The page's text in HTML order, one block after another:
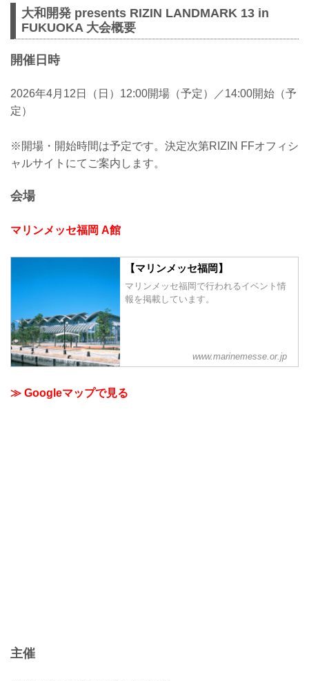
大和開発 presents RIZIN LANDMARK 13 in
FUKUOKA 大会概要
開催日時
2026年4月12日（日）12:00開場（予定）／14:00開始（予
定）
※開場・開始時間は予定です。決定次第RIZIN FFオフィシ
ャルサイトにてご案内します。
会場
マリンメッセ福岡 A館
【マリンメッセ福岡】
マリンメッセ福岡で行われるイベント情
報を掲載しています。
www.marinemesse.or.jp
≫ Googleマップで見る
主催